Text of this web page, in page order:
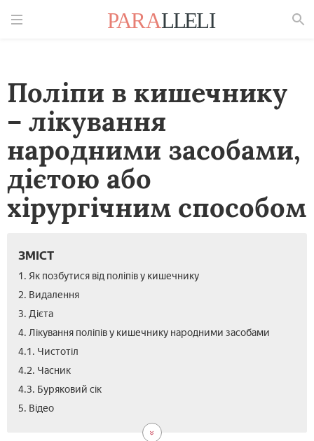
Поліпи в кишечнику
– лікування
народними засобами,
дієтою або
хірургічним способом
ЗМІСТ
1. Як позбутися від поліпів у кишечнику
2. Видалення
3. Дієта
4. Лікування поліпів у кишечнику народними засобами
4.1. Чистотіл
4.2. Часник
4.3. Буряковий сік
5. Відео